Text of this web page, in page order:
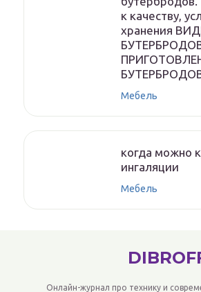
к качеству,
хранения
Мебель
когда можно
ингаляции
Мебель
Онлайн-журнал про технику и